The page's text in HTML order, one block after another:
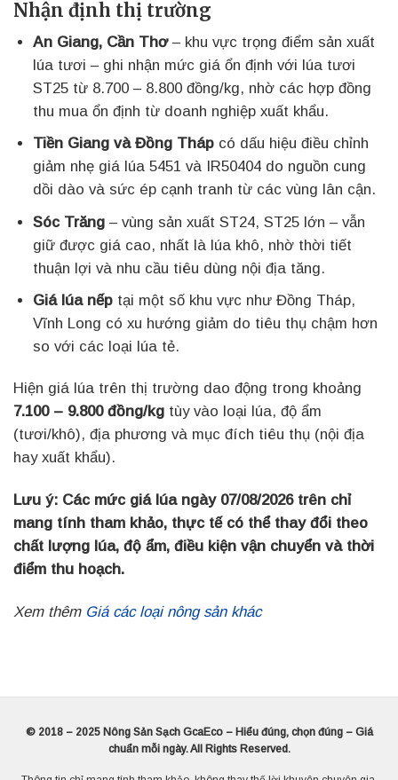
Nhận định thị trường
An Giang, Cần Thơ– khu vực trọng điểm sản xuất
lúa tươi – ghi nhận mức giá ổn định với lúa tươi
ST25 từ 8.700 – 8.800 đồng/kg, nhờ các hợp đồng
thu mua ổn định từ doanh nghiệp xuất khẩu.
Tiền Giang và Đồng Thápcó dấu hiệu điều chỉnh
giảm nhẹ giá lúa 5451 và IR50404 do nguồn cung
dồi dào và sức ép cạnh tranh từ các vùng lân cận.
Sóc Trăng– vùng sản xuất ST24, ST25 lớn – vẫn
giữ được giá cao, nhất là lúa khô, nhờ thời tiết
thuận lợi và nhu cầu tiêu dùng nội địa tăng.
Giá lúa nếptại một số khu vực như Đồng Tháp,
Vĩnh Long có xu hướng giảm do tiêu thụ chậm hơn
so với các loại lúa tẻ.
Hiện giá lúa trên thị trường dao động trong khoảng
7.100 – 9.800 đồng/kg tùy vào loại lúa, độ ẩm
(tươi/khô), địa phương và mục đích tiêu thụ (nội địa
hay xuất khẩu).
Lưu ý: Các mức giá lúa ngày 07/08/2026 trên chỉ
mang tính tham khảo, thực tế có thể thay đổi theo
chất lượng lúa, độ ẩm, điều kiện vận chuyển và thời
điểm thu hoạch.
Xem thêm Giá các loại nông sản khác
© 2018 – 2025 Nông Sản Sạch GcaEco – Hiểu đúng, chọn đúng – Giá
chuẩn mỗi ngày. All Rights Reserved.